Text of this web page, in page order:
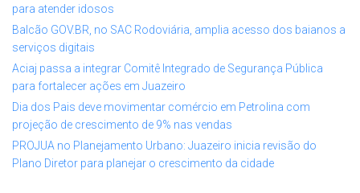
para atender idosos
Balcão GOV.BR, no SAC Rodoviária, amplia acesso dos baianos a
serviços digitais
Aciaj passa a integrar Comitê Integrado de Segurança Pública
para fortalecer ações em Juazeiro
Dia dos Pais deve movimentar comércio em Petrolina com
projeção de crescimento de 9% nas vendas
PROJUA no Planejamento Urbano: Juazeiro inicia revisão do
Plano Diretor para planejar o crescimento da cidade